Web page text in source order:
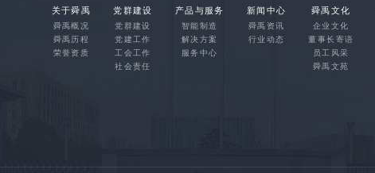
关于舜禹
舜禹概况
舜禹历程
荣誉资质
党群建设
党群建设
党建工作
工会工作
社会责任
产品与服务
智能制造
解决方案
服务中心
新闻中心
舜禹资讯
行业动态
舜禹文化
企业文化
董事长寄语
员工风采
舜禹文苑